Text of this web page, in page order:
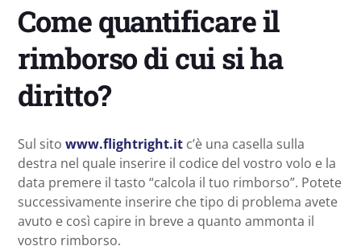
Come quantificare il
rimborso di cui si ha
diritto?
Sul sito www.flightright.it c’è una casella sulla
destra nel quale inserire il codice del vostro volo e la
data premere il tasto “calcola il tuo rimborso”. Potete
successivamente inserire che tipo di problema avete
avuto e così capire in breve a quanto ammonta il
vostro rimborso.